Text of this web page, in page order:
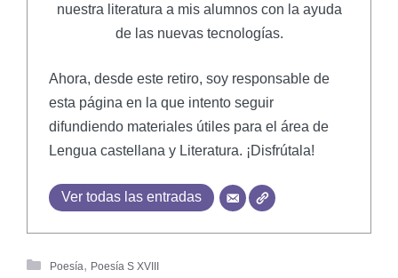
nuestra literatura a mis alumnos con la ayuda
de las nuevas tecnologías.
Ahora, desde este retiro, soy responsable de
esta página en la que intento seguir
difundiendo materiales útiles para el área de
Lengua castellana y Literatura. ¡Disfrútala!
Ver todas las entradas
Poesía, Poesía S XVIII